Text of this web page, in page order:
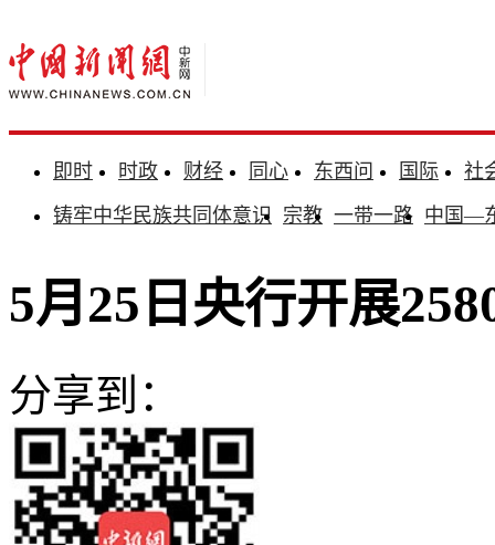
即时 时政 财经 同心 东西问 国际
社
铸牢中华民族共同体意识 宗教 一带一路 中国—
5月25日央行开展
分享到：